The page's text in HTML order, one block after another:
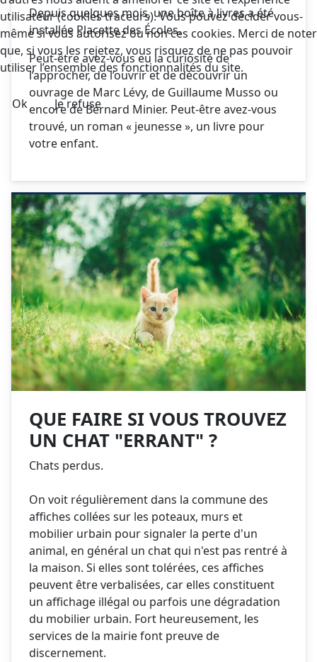
Depuis quelques mois, une boîte à livres a été
installée Placette des Écoles.
Peut-être avez-vous eu la curiosité de
l’approcher, de l’ouvrir et de découvrir un
ouvrage de Marc Lévy, de Guillaume Musso ou
encore de Bernard Minier. Peut-être avez-vous
trouvé, un roman « jeunesse », un livre pour
votre enfant.
QUE FAIRE SI VOUS TROUVEZ
UN CHAT "ERRANT" ?
Chats perdus.
On voit régulièrement dans la commune des
affiches collées sur les poteaux, murs et
mobilier urbain pour signaler la perte d'un
animal, en général un chat qui n'est pas rentré à
la maison. Si elles sont tolérées, ces affiches
peuvent être verbalisées, car elles constituent
un affichage illégal ou parfois une dégradation
du mobilier urbain. Fort heureusement, les
services de la mairie font preuve de
discernement.
utilisateur (cookies traceurs). Vous pouvez décider vous-
même si vous autorisez ou non ces cookies. Merci de noter
que, si vous les rejetez, vous risquez de ne pas pouvoir
utiliser l’ensemble des fonctionnalités du site.
Ok Je refuse